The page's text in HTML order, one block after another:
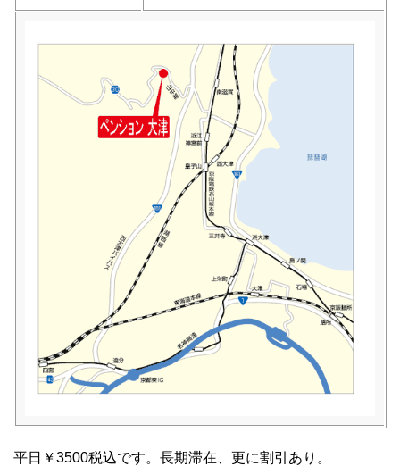
平日￥3500税込です。長期滞在、更に割引あり。